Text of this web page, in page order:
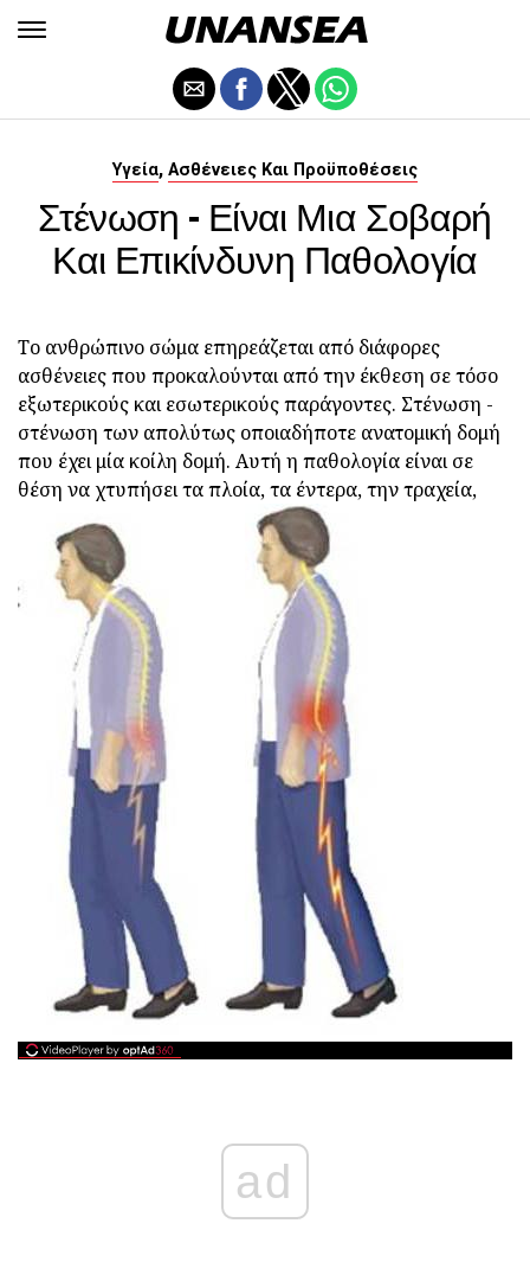
Υγεία, Ασθένειες Και Προϋποθέσεις
Στένωση - Είναι Μια Σοβαρή
Και Επικίνδυνη Παθολογία
Το ανθρώπινο σώμα επηρεάζεται από διάφορες
ασθένειες που προκαλούνται από την έκθεση σε τόσο
εξωτερικούς και εσωτερικούς παράγοντες. Στένωση -
στένωση των απολύτως οποιαδήποτε ανατομική δομή
που έχει μία κοίλη δομή. Αυτή η παθολογία είναι σε
θέση να χτυπήσει τα πλοία, τα έντερα, την τραχεία,
ad